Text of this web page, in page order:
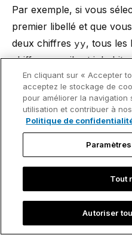
Par exemple, si vous
premier libellé et que
deux chiffres yy, tous les
chiffres, car il est
que pour le premier
sélectionnez l’un des
utilisez deux chiffres, le
quatre chiffres, mais tous
entre le premier et le
deux chiffres :
En cliquant sur « Accepter
acceptez le stockage de
pour améliorer la navigation
utilisation et contribuer à
Politique de
Tout
Autoriser